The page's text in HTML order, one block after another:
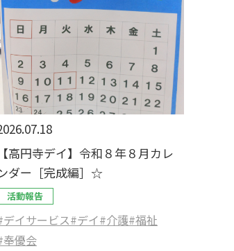
【高円寺デイ】令和８年８月カレ
ダー［完成編］☆
活動報告
デイサービス#デイ#介護#福祉
奉優会